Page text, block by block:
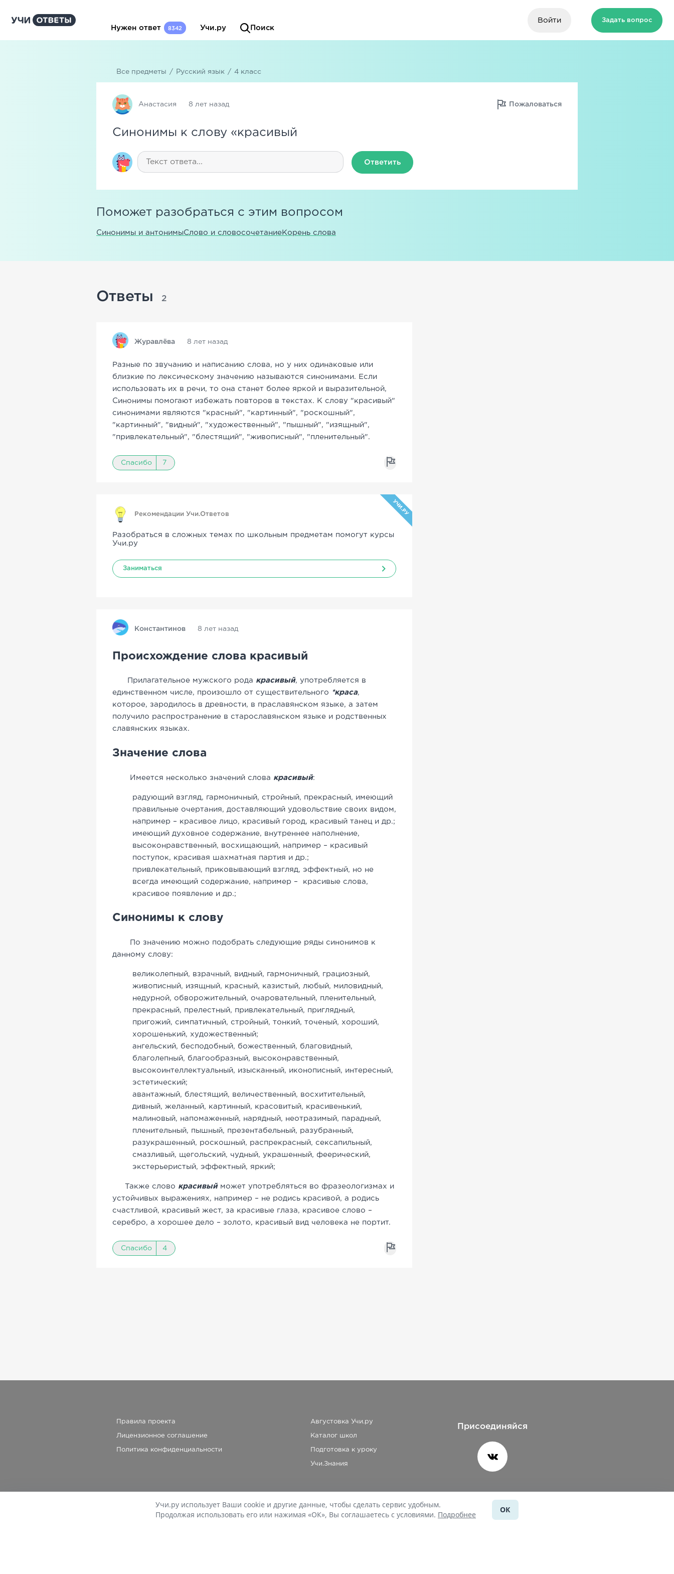
Нужен ответ 8342 Учи.ру Поиск
Войти Задать вопрос
Все предметы / Русский язык / 4 класс
Анастасия 8 лет назад Пожаловаться
Синонимы к слову «красивый
Ответить
Поможет разобраться с этим вопросом
Синонимы и антонимыСлово и словосочетание Корень слова
Ответы 2
Журавлёва 8 лет назад
Разные по звучанию и написанию слова, но у них одинаковые или
близкие по лексическому значению называются синонимами. Если
использовать их в речи, то она станет более яркой и выразительной,
Синонимы помогают избежать повторов в текстах. К слову "красивый"
синонимами являются "красный", "картинный", "роскошный",
"картинный", "видный", "художественный", "пышный", "изящный",
"привлекательный", "блестящий", "живописный", "пленительный".
Спасибо 7
Рекомендации Учи.Ответов УЧИ.РУ
Разобраться в сложных темах по школьным предметам помогут курсы
Учи.ру
Заниматься
Константинов 8 лет назад
Происхождение слова красивый
Прилагательное мужского рода красивый, употребляется в
единственном числе, произошло от существительного
*краса,
которое, зародилось в древности, в праславянском языке, а затем
получило распространение в старославянском языке и родственных
славянских языках.
Значение слова
Имеется несколько значений слова красивый:
радующий взгляд, гармоничный, стройный, прекрасный, имеющий
правильные очертания, доставляющий удовольствие своих видом,
например – красивое лицо, красивый город, красивый танец и др.;
имеющий духовное содержание, внутреннее наполнение,
высоконравственный, восхищающий, например – красивый
поступок, красивая шахматная партия и др.;
привлекательный, приковывающий взгляд, эффектный, но не
всегда имеющий содержание, например – красивые слова,
красивое появление и др.;
Синонимы к слову
По значению можно подобрать следующие ряды синонимов к
данному слову:
великолепный, взрачный, видный, гармоничный, грациозный,
живописный, изящный, красный, казистый, любый, миловидный,
недурной, обворожительный, очаровательный, пленительный,
прекрасный, прелестный, привлекательный, приглядный,
пригожий, симпатичный, стройный, тонкий, точеный, хороший,
хорошенький, художественный;
ангельский, бесподобный, божественный, благовидный,
благолепный, благообразный, высоконравственный,
высокоинтеллектуальный, изысканный, иконописный, интересный,
эстетический;
авантажный, блестящий, величественный, восхитительный,
дивный, желанный, картинный, красовитый, красивенький,
малиновый, напомаженный, нарядный, неотразимый, парадный,
пленительный, пышный, презентабельный, разубранный,
разукрашенный, роскошный, распрекрасный, сексапильный,
смазливый, щегольский, чудный, украшенный, феерический,
экстерьеристый, эффектный, яркий;
Также слово красивыйможет употребляться во фразеологизмах и
устойчивых выражениях, например – не родись красивой, а родись
счастливой, красивый жест, за красивые глаза, красивое слово –
серебро, а хорошее дело – золото, красивый вид человека не портит.
Спасибо 4
Правила проекта
Лицензионное соглашение
Политика конфиденциальности
Августовка Учи.ру
Каталог школ
Подготовка к уроку
Учи.Знания
Присоединяйся
При копировании материалов uchi.ru/otvety ссылка на сайт обязательна.
Учи.ру использует Ваши cookie и другие данные, чтобы сделать сервис удобным.
Продолжая использовать его или нажимая «ОК», Вы соглашаетесь с условиями. Подробнее
ОК